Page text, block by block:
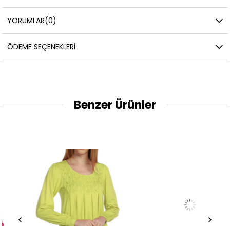
YORUMLAR(0)
ÖDEME SEÇENEKLERI
Benzer Ürünler